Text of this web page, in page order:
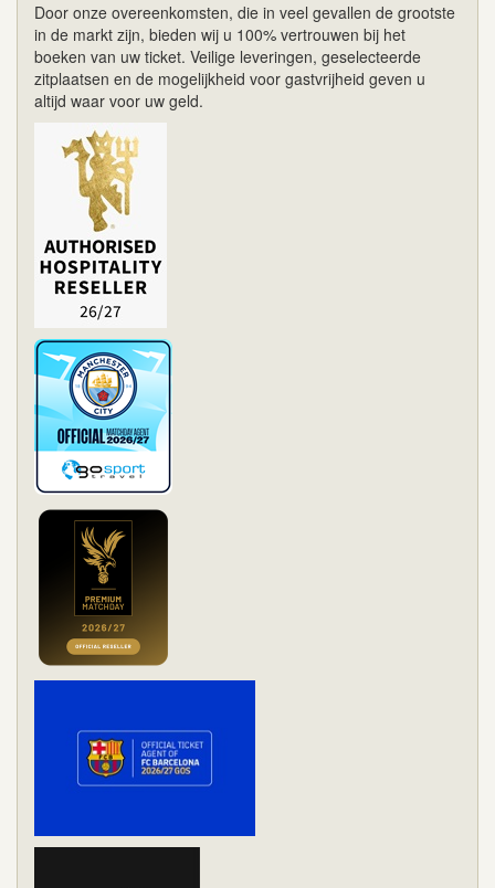
Door onze overeenkomsten, die in veel gevallen de grootste
in de markt zijn, bieden wij u 100% vertrouwen bij het
boeken van uw ticket. Veilige leveringen, geselecteerde
zitplaatsen en de mogelijkheid voor gastvrijheid geven u
altijd waar voor uw geld.